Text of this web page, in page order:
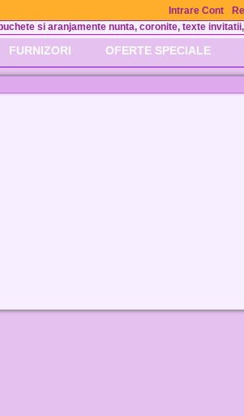
Intrare Cont
si aranjamente nunta, coronite, texte
FURNIZORI OFERTE SPECIALE